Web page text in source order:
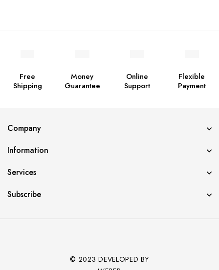
Free
Shipping
Money
Guarantee
Online
Support
Flexible
Payment
Company
Information
Services
Subscribe
© 2023 DEVELOPED BY